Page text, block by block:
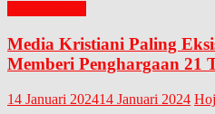
Media Kristiani Paling
Memberi Penghargaan 21
14 Januari 202414 Januari 2024